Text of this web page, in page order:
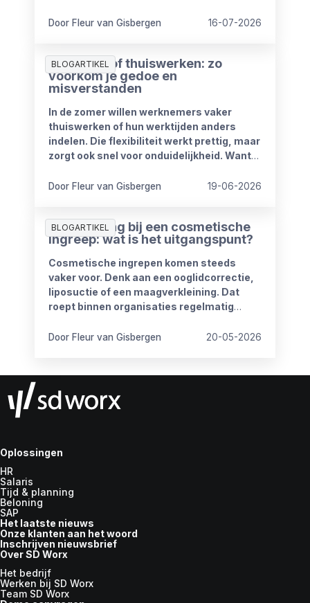
kabinet heeft plannen om de
Door Fleur van Gisbergen 16-07-2026
BLOGARTIKEL
Zomerproof thuiswerken: zo
voorkom je gedoe en
misverstanden
In de zomer willen werknemers vaker
thuiswerken of hun werktijden anders
indelen. Die flexibiliteit werkt prettig, maar
zorgt ook snel voor onduidelijkheid. Want
iemand bereikbaar? En hoe blijft het werk
Door Fleur van Gisbergen 19-06-2026
BLOGARTIKEL
Ziekmelding bij een cosmetische
ingreep: wat is het uitgangspunt?
Cosmetische ingrepen komen steeds
vaker voor. Denk aan een ooglidcorrectie,
liposuctie of een maagverkleining. Dat
roept binnen organisaties regelmatig
Door Fleur van Gisbergen 20-05-2026
Oplossingen
HR
Salaris
Tijd & planning
Beloning
SAP
Het laatste nieuws
Onze klanten aan het woord
Inschrijven nieuwsbrief
Over SD Worx
Het bedrijf
Werken bij SD Worx
Team SD Worx